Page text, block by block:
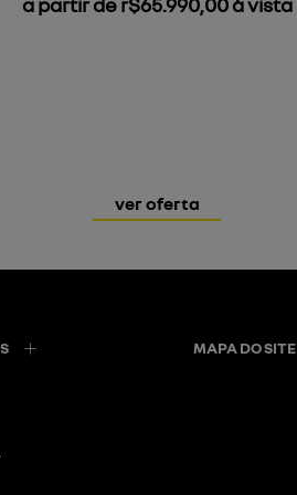
a partir de r$65.990,00 à vista
ver oferta
MAPA DO SITE